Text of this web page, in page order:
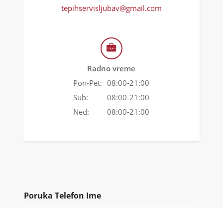
tepihservisljubav@gmail.com
Radno vreme
Pon-Pet: 08:00-21:00
Sub:
08:00-21:00
Ned:
08:00-21:00
Poruka Telefon Ime